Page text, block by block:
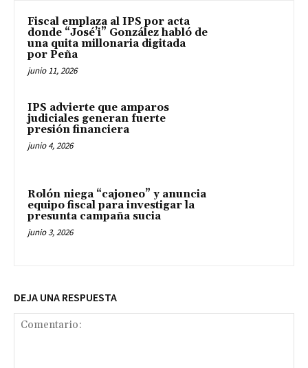
Fiscal emplaza al IPS por acta
donde “José’i” González habló de
una quita millonaria digitada
por Peña
junio 11, 2026
IPS advierte que amparos
judiciales generan fuerte
presión financiera
junio 4, 2026
Rolón niega “cajoneo” y anuncia
equipo fiscal para investigar la
presunta campaña sucia
junio 3, 2026
DEJA UNA RESPUESTA